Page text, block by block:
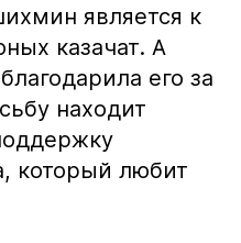
является к
казачат. А
его за
находит
который любит